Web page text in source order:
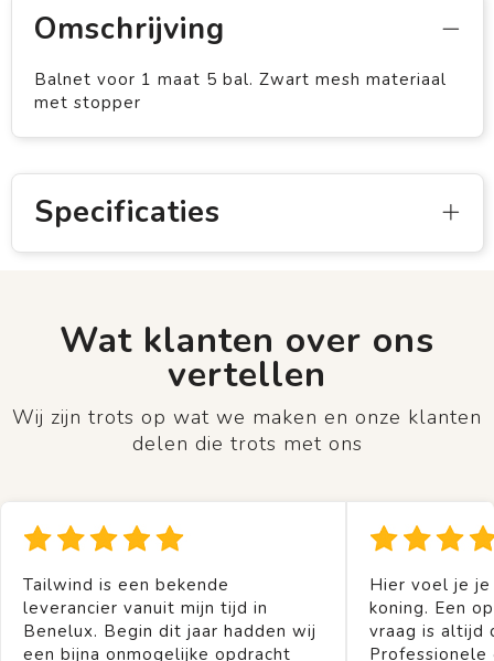
Omschrijving
Balnet voor 1 maat 5 bal. Zwart mesh materiaal
met stopper
Specificaties
Wat klanten over ons
vertellen
Wij zijn trots op wat we maken en onze klanten
delen die trots met ons
Tailwind is een bekende
leverancier vanuit mijn tijd in
Benelux. Begin dit jaar hadden wij
een bijna onmogelijke opdracht
Hier voel je
koning. Een
vraag is altijd
Professionele